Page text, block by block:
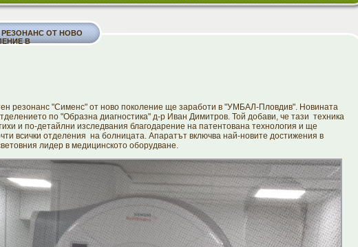
ОТ НОВО
В
резонанс "Сименс" от ново поколение ще заработи в "УМБАЛ-Пловдив". Новината
по "Образна диагностика" д-р Иван Димитров. Той добави, че тази техника
и по-детайлни изследвания благодарение на патентована технология и ще
всички отделения на болницата. Апаратът включва най-новите достижения в
лидер в медицинското оборудване.